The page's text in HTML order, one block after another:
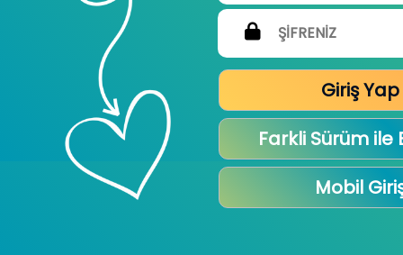
Giriş Yap
Farkli Sürüm ile
Mobil